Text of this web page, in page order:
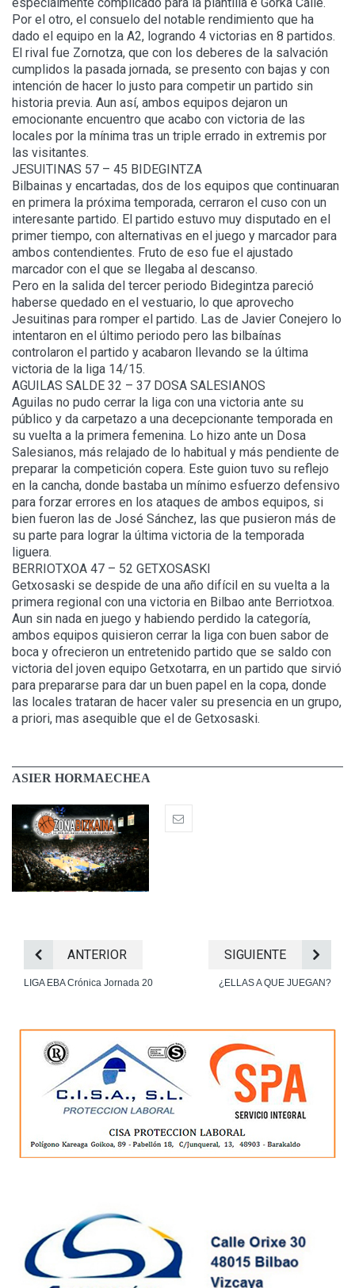
Por el otro, el consuelo del notable rendimiento que ha
dado el equipo en la A2, logrando 4 victorias en 8 partidos.
El rival fue Zornotza, que con los deberes de la salvación
cumplidos la pasada jornada, se presento con bajas y con
intención de hacer lo justo para competir un partido sin
historia previa. Aun así, ambos equipos dejaron un
emocionante encuentro que acabo con victoria de las
locales por la mínima tras un triple errado in extremis por
las visitantes.
JESUITINAS 57 – 45 BIDEGINTZA
Bilbainas y encartadas, dos de los equipos que continuaran
en primera la próxima temporada, cerraron el cuso con un
interesante partido. El partido estuvo muy disputado en el
primer tiempo, con alternativas en el juego y marcador para
ambos contendientes. Fruto de eso fue el ajustado
marcador con el que se llegaba al descanso.
Pero en la salida del tercer periodo Bidegintza pareció
haberse quedado en el vestuario, lo que aprovecho
Jesuitinas para romper el partido. Las de Javier Conejero lo
intentaron en el último periodo pero las bilbaínas
controlaron el partido y acabaron llevando se la última
victoria de la liga 14/15.
AGUILAS SALDE 32 – 37 DOSA SALESIANOS
Aguilas no pudo cerrar la liga con una victoria ante su
público y da carpetazo a una decepcionante temporada en
su vuelta a la primera femenina. Lo hizo ante un Dosa
Salesianos, más relajado de lo habitual y más pendiente de
preparar la competición copera. Este guion tuvo su reflejo
en la cancha, donde bastaba un mínimo esfuerzo defensivo
para forzar errores en los ataques de ambos equipos, si
bien fueron las de José Sánchez, las que pusieron más de
su parte para lograr la última victoria de la temporada
liguera.
BERRIOTXOA 47 – 52 GETXOSASKI
Getxosaski se despide de una año difícil en su vuelta a la
primera regional con una victoria en Bilbao ante Berriotxoa.
Aun sin nada en juego y habiendo perdido la categoría,
ambos equipos quisieron cerrar la liga con buen sabor de
boca y ofrecieron un entretenido partido que se saldo con
victoria del joven equipo Getxotarra, en un partido que sirvió
para prepararse para dar un buen papel en la copa, donde
las locales trataran de hacer valer su presencia en un grupo,
a priori, mas asequible que el de Getxosaski.
ASIER HORMAECHEA
ANTERIOR
LIGA EBA Crónica Jornada 20
SIGUIENTE
¿ELLAS A QUE JUEGAN?